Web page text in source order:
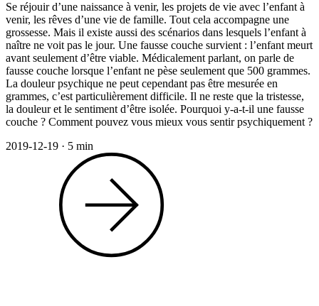
Se réjouir d’une naissance à venir, les projets de vie avec l’enfant à
venir, les rêves d’une vie de famille. Tout cela accompagne une
grossesse. Mais il existe aussi des scénarios dans lesquels l’enfant à
naître ne voit pas le jour. Une fausse couche survient : l’enfant meurt
avant seulement d’être viable. Médicalement parlant, on parle de
fausse couche lorsque l’enfant ne pèse seulement que 500 grammes.
La douleur psychique ne peut cependant pas être mesurée en
grammes, c’est particulièrement difficile. Il ne reste que la tristesse,
la douleur et le sentiment d’être isolée. Pourquoi y-a-t-il une fausse
couche ? Comment pouvez vous mieux vous sentir psychiquement ?
2019-12-19 · 5 min